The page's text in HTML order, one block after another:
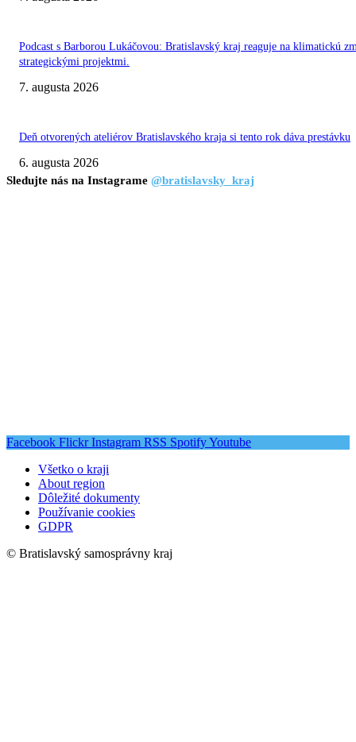
Podcast s Barborou Lukáčovou: Bratislavský kraj reaguje na klimatickú
strategickými projektmi.
7. augusta 2026
Deň otvorených ateliérov Bratislavského kraja si tento rok dáva prestávku
6. augusta 2026
Sledujte nás na Instagrame @bratislavsky_kraj
Facebook Flickr Instagram RSS SpotifyYoutube
Všetko o kraji
About region
Dôležité dokumenty
Používanie cookies
GDPR
© Bratislavský samosprávny kraj